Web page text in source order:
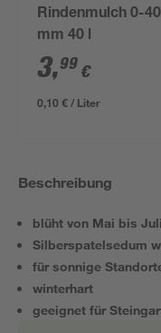
Rindenmulch 0-40
mm 40 l
3,99 €
0,10 € / Liter
Beschreibung
blüht von Mai bis Juli
Silberspatelsedum
für sonnige
winterhart
geeignet für